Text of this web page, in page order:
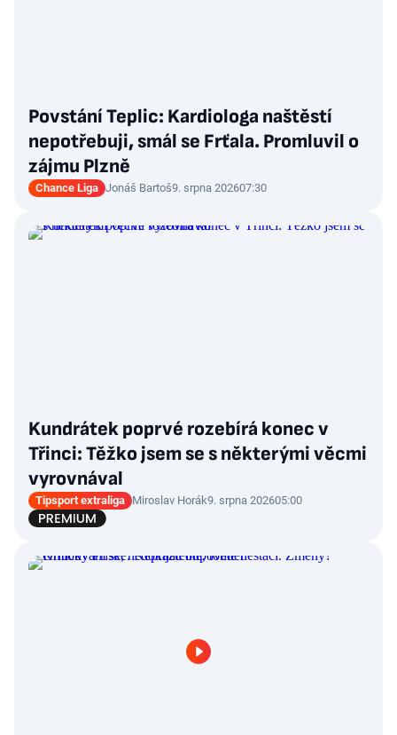
Povstání Teplic: Kardiologa naštěstí
nepotřebuji, smál se Frťala. Promluvil o
zájmu Plzně
Chance Liga Jonáš Bartoš9. srpna 202607:30
Kundrátek poprvé rozebírá konec v
Třinci: Těžko jsem se s některými věcmi
vyrovnával
Tipsport extraliga Miroslav Horák9. srpna 202605:00